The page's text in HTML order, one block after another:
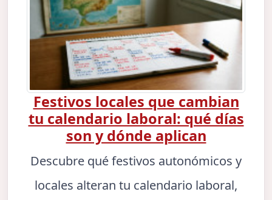
Festivos locales que cambian
tu calendario laboral: qué días
son y dónde aplican
Descubre qué festivos autonómicos y
locales alteran tu calendario laboral,